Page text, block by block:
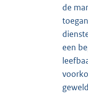
de
een